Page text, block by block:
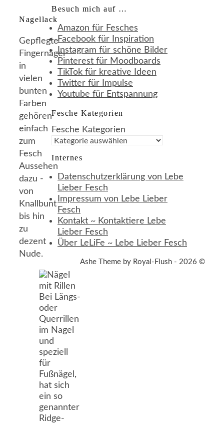
Nagellack
Gepflegte
Fingernägel
in
vielen
bunten
Farben
gehören
einfach
zum
Fesch
Aussehen
dazu -
von
Knallbunt
bis hin
zu
dezent
Nude.
Besuch mich auf …
Amazon für Fesches
Facebook für Inspiration
Instagram für schöne Bilder
Pinterest für Moodboards
TikTok für kreative Ideen
Twitter für Impulse
Youtube für Entspannung
Fesche Kategorien
Fesche Kategorien
Internes
Datenschutzerklärung von Lebe
Lieber Fesch
Impressum von Lebe Lieber
Fesch
Kontakt ~ Kontaktiere Lebe
Lieber Fesch
Über LeLiFe ~ Lebe Lieber Fesch
Ashe Theme by Royal-Flush - 2026 ©